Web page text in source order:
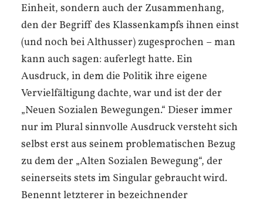
Einheit, sondern auch der Zusammenhang,
den der Begriff des Klassenkampfs ihnen einst
(und noch bei Althusser) zugesprochen – man
kann auch sagen: auferlegt hatte. Ein
Ausdruck, in dem die Politik ihre eigene
Vervielfältigung dachte, war und ist der der
„Neuen Sozialen Bewegungen.“ Dieser immer
nur im Plural sinnvolle Ausdruck versteht sich
selbst erst aus seinem problematischen Bezug
zu dem der „Alten Sozialen Bewegung“, der
seinerseits stets im Singular gebraucht wird.
Benennt letzterer in bezeichnender